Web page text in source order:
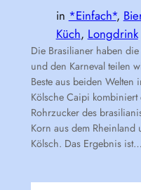
in *Einfach*,
Küch, Longdrink
Die Brasilianer haben
und den Karneval teilen
Beste aus beiden
Kölsche Caipi
Rohrzucker des
Korn aus dem Rheinland
Kölsch. Das Ergebnis ist…